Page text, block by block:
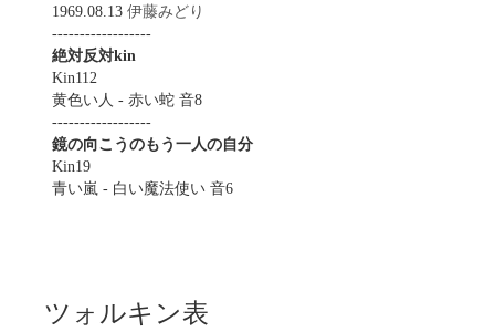
1969.08.13 伊藤みどり
------------------
絶対反対kin
Kin112
黄色い人 - 赤い蛇 音8
------------------
鏡の向こうのもう一人の自分
Kin19
青い嵐 - 白い魔法使い 音6
ツォルキン表